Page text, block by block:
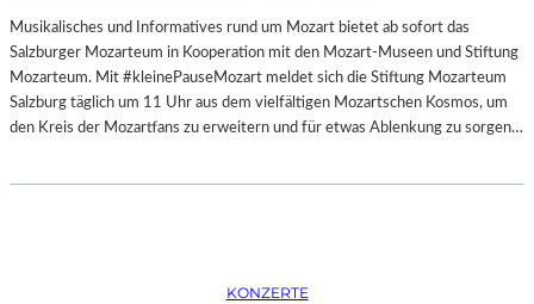
Musikalisches und Informatives rund um Mozart bietet ab sofort das
Salzburger Mozarteum in Kooperation mit den Mozart-Museen und Stiftung
Mozarteum. Mit #kleinePauseMozart meldet sich die Stiftung Mozarteum
Salzburg täglich um 11 Uhr aus dem vielfältigen Mozartschen Kosmos, um
den Kreis der Mozartfans zu erweitern und für etwas Ablenkung zu sorgen…
KONZERTE